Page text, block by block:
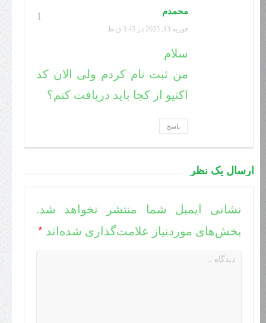
1 محمدم
فوریه 13, 2025 در 3:45 ق.ظ
سلام
من ثبت نام کردم ولی الان کد
اکتیو از کجا باید دریافت کنم؟
پاسخ
ارسال یک نظر
نشانی ایمیل شما منتشر نخواهد شد.
بخش‌های موردنیاز علامت‌گذاری شده‌اند *